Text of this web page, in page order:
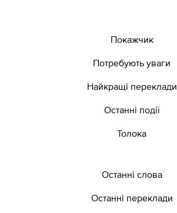
Покажчик
Потребують уваги
Найкращі переклади
Останні події
Толока
Останні слова
Останні переклади